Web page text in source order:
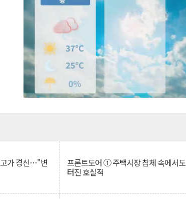
가 경신…"변 프론트도어 ① 주택시장 침체 속에서도
터진 호실적